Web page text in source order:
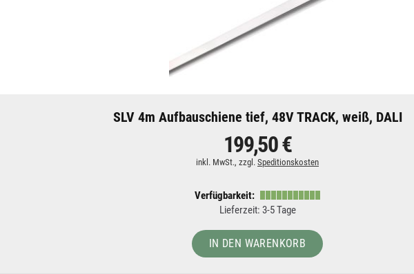
SLV 4m Aufbauschiene tief, 48V TRACK, weiß, DALI
199,50 €
inkl. MwSt., zzgl. Speditionskosten
Verfügbarkeit:
Lieferzeit: 3-5 Tage
IN DEN WARENKORB